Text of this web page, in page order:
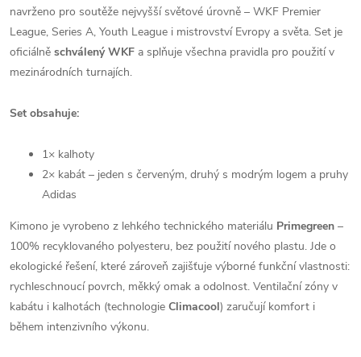
navrženo pro soutěže nejvyšší světové úrovně – WKF Premier
League, Series A, Youth League i mistrovství Evropy a světa. Set je
oficiálně schválený WKF a splňuje všechna pravidla pro použití v
mezinárodních turnajích.
Set obsahuje:
1× kalhoty
2× kabát – jeden s červeným, druhý s modrým logem a pruhy
Adidas
Kimono je vyrobeno z lehkého technického materiálu Primegreen –
100% recyklovaného polyesteru, bez použití nového plastu. Jde o
ekologické řešení, které zároveň zajišťuje výborné funkční vlastnosti:
rychleschnoucí povrch, měkký omak a odolnost. Ventilační zóny v
kabátu i kalhotách (technologie Climacool) zaručují komfort i
během intenzivního výkonu.